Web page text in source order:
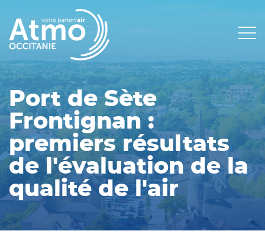
Main
navigation
Port de Sète
Frontignan :
premiers résultats
de l'évaluation de la
qualité de l'air
Panneau de gestion des cookies